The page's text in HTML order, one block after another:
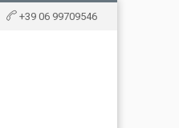
+39 06 99709546